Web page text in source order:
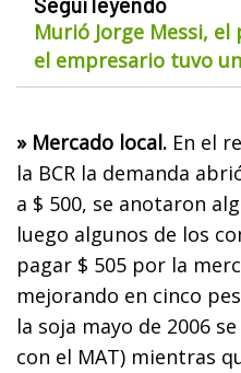
Murió Jorge Messi, el
el empresario tuvo
» Mercado local. En el
la BCR la demanda
a $ 500, se anotaron
luego algunos de los
pagar $ 505 por la
mejorando en cinco
la soja mayo de 2006
con el MAT) mientras